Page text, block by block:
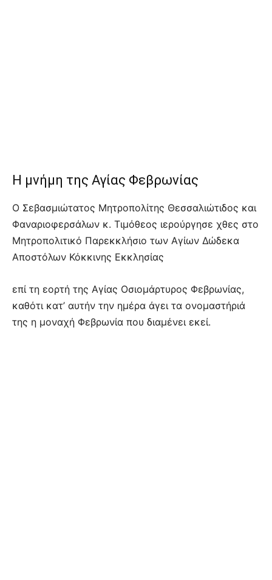
Η μνήμη της Αγίας Φεβρωνίας
Ο Σεβασμιώτατος Μητροπολίτης Θεσσαλιώτιδος και
Φαναριοφερσάλων κ. Τιμόθεος ιερούργησε χθες στο
Μητροπολιτικό Παρεκκλήσιο των Αγίων Δώδεκα
Αποστόλων Κόκκινης Εκκλησίας
επί τη εορτή της Αγίας Οσιομάρτυρος Φεβρωνίας,
καθότι κατ’ αυτήν την ημέρα άγει τα ονομαστήριά
της η μοναχή Φεβρωνία που διαμένει εκεί.